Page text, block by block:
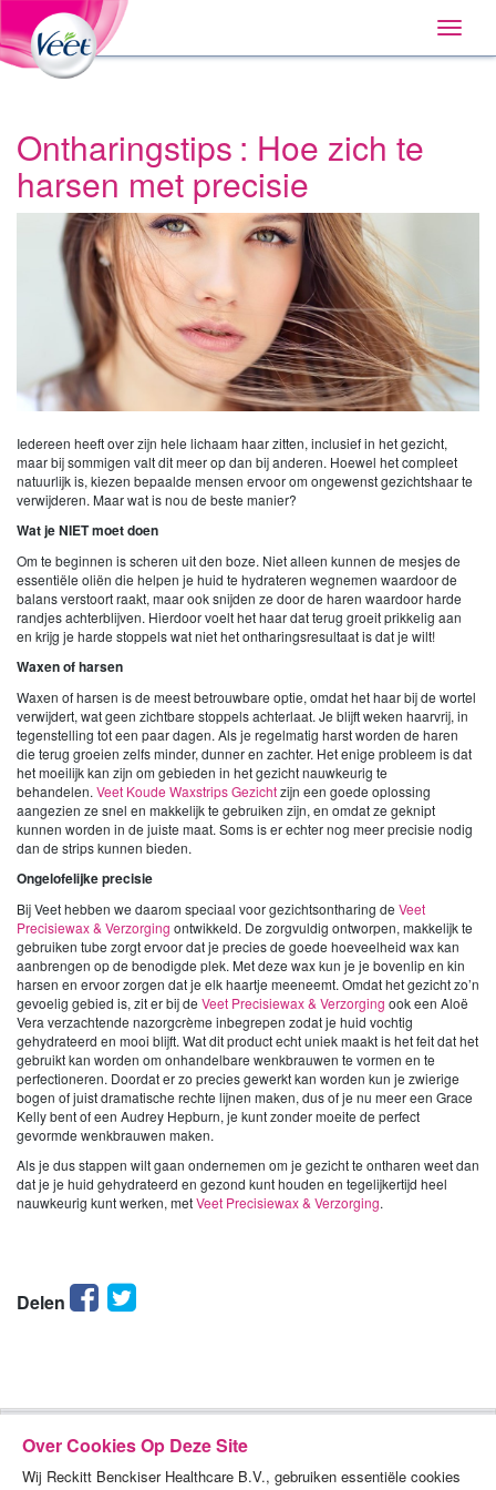
to:
Primary
Navigation,
Search
Huis
Navigation
Toggle
Ontharingstips : Hoe zich te
harsen met precisie
Iedereen heeft over zijn hele lichaam haar zitten, inclusief in het gezicht,
maar bij sommigen valt dit meer op dan bij anderen. Hoewel het compleet
natuurlijk is, kiezen bepaalde mensen ervoor om ongewenst gezichtshaar te
verwijderen. Maar wat is nou de beste manier?
Wat je NIET moet doen
Om te beginnen is scheren uit den boze. Niet alleen kunnen de mesjes de
essentiële oliën die helpen je huid te hydrateren wegnemen waardoor de
balans verstoort raakt, maar ook snijden ze door de haren waardoor harde
randjes achterblijven. Hierdoor voelt het haar dat terug groeit prikkelig aan
en krijg je harde stoppels wat niet het ontharingsresultaat is dat je wilt!
Waxen of harsen
Waxen of harsen is de meest betrouwbare optie, omdat het haar bij de wortel
verwijdert, wat geen zichtbare stoppels achterlaat. Je blijft weken haarvrij, in
tegenstelling tot een paar dagen. Als je regelmatig harst worden de haren
die terug groeien zelfs minder, dunner en zachter. Het enige probleem is dat
het moeilijk kan zijn om gebieden in het gezicht nauwkeurig te
behandelen. Veet Koude Waxstrips Gezichtzijn een goede oplossing
aangezien ze snel en makkelijk te gebruiken zijn, en omdat ze geknipt
kunnen worden in de juiste maat. Soms is er echter nog meer precisie nodig
dan de strips kunnen bieden.
Ongelofelijke precisie
Bij Veet hebben we daarom speciaal voor gezichtsontharing de Veet
Precisiewax & Verzorging ontwikkeld. De zorgvuldig ontworpen, makkelijk te
gebruiken tube zorgt ervoor dat je precies de goede hoeveelheid wax kan
aanbrengen op de benodigde plek. Met deze wax kun je je bovenlip en kin
harsen en ervoor zorgen dat je elk haartje meeneemt. Omdat het gezicht zo’n
gevoelig gebied is, zit er bij de Veet Precisiewax & Verzorging ook een Aloë
Vera verzachtende nazorgcrème inbegrepen zodat je huid vochtig
gehydrateerd en mooi blijft. Wat dit product echt uniek maakt is het feit dat het
gebruikt kan worden om onhandelbare wenkbrauwen te vormen en te
perfectioneren. Doordat er zo precies gewerkt kan worden kun je zwierige
bogen of juist dramatische rechte lijnen maken, dus of je nu meer een Grace
Kelly bent of een Audrey Hepburn, je kunt zonder moeite de perfect
gevormde wenkbrauwen maken.
Als je dus stappen wilt gaan ondernemen om je gezicht te ontharen weet dan
dat je je huid gehydrateerd en gezond kunt houden en tegelijkertijd heel
nauwkeurig kunt werken, metVeet Precisiewax & Verzorging.
Delen Facebook
Twitter
Over Cookies Op Deze Site
Wij Reckitt Benckiser Healthcare B.V., gebruiken essentiële cookies